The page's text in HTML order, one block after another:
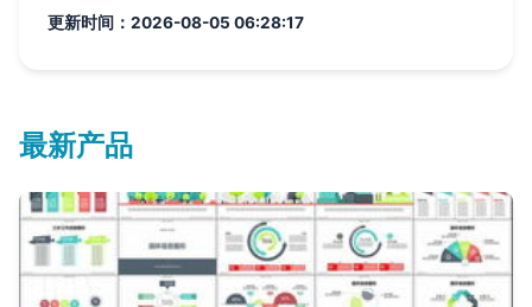
更新时间：2026-08-05 06:28:17
最新产品